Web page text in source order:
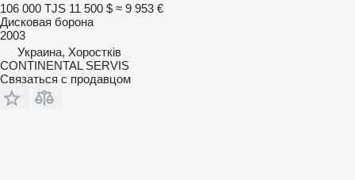
106 000 TJS 11 500 $ ≈ 9 953 €
Дисковая борона
2003
Украина, Хоростків
CONTINENTAL SERVIS
Связаться с продавцом